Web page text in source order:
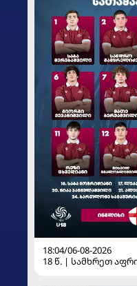
18:04/06-08-2026
18 წ. | სამხრეთ